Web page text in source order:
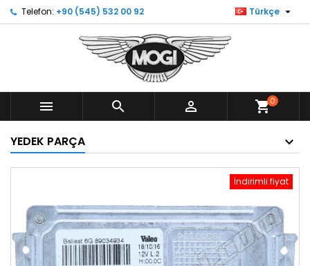
Telefon: +90 (545) 532 00 92 Türkçe 
   shopping_cart0
YEDEK PARÇA
İndirimli fiyat